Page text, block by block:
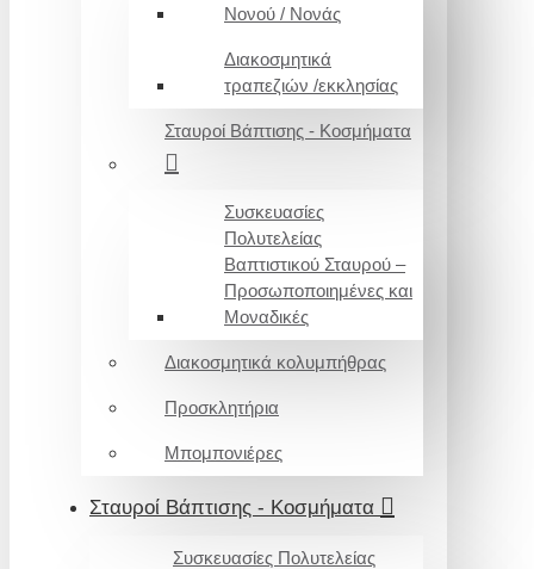
Νονού / Νονάς
Διακοσμητικά
τραπεζιών /εκκλησίας
Σταυροί Βάπτισης - Κοσμήματα
Συσκευασίες
Πολυτελείας
Βαπτιστικού Σταυρού –
Προσωποποιημένες και
Μοναδικές
Διακοσμητικά κολυμπήθρας
Προσκλητήρια
Μπομπονιέρες
Σταυροί Βάπτισης - Κοσμήματα
Συσκευασίες Πολυτελείας